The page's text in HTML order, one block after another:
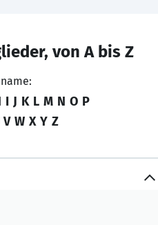
von A bis Z
I J K L M N O P
V W X Y Z